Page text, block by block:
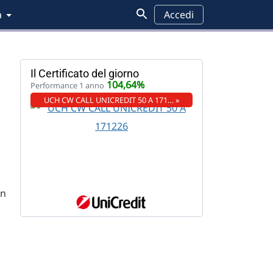
Accedi
Il Certificato del giorno
Performance 1 anno 104,64%
UCH CW CALL UNICREDIT 50 A 171… »